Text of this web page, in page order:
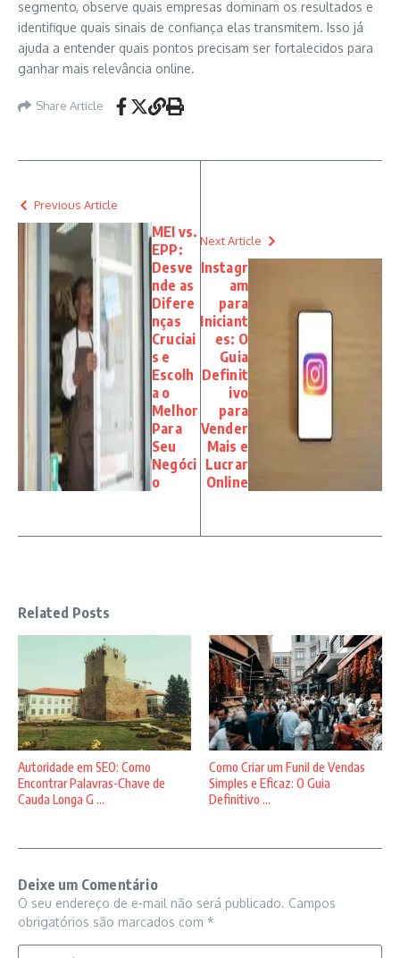
segmento, observe quais empresas dominam os resultados e
identifique quais sinais de confiança elas transmitem. Isso já
ajuda a entender quais pontos precisam ser fortalecidos para
ganhar mais relevância online.
Share Article
Previous Article
MEI vs.
EPP:
Desve
nde as
Difere
nças
Cruciai
s e
Escolh
a o
Melhor
Para
Seu
Negóci
o
Next Article
Instagr
am
para
Iniciant
es: O
Guia
Definit
ivo
para
Vender
Mais e
Lucrar
Online
Related Posts
Autoridade em SEO: Como
Encontrar Palavras-Chave de
Cauda Longa G ...
Como Criar um Funil de Vendas
Simples e Eficaz: O Guia
Definitivo ...
Deixe um Comentário
O seu endereço de e-mail não será publicado. Campos
obrigatórios são marcados com *